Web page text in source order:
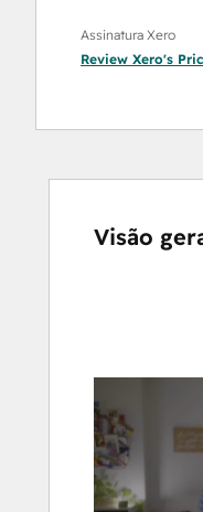
Assinatura Xero
Review Xero's
Visão
outros
itens